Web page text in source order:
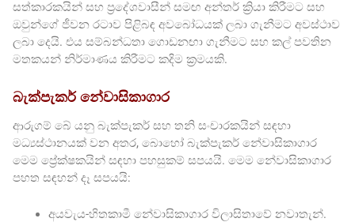
සත්කාරකයින් සහ ප්‍රදේශවාසීන් සමඟ අන්තර් ක්‍රියා කිරීමට සහ
ඔවුන්ගේ ජීවන රටාව පිළිබඳ අවබෝධයක් ලබා ගැනීමට අවස්ථාව
ලබා දෙයි. එය සම්බන්ධතා ගොඩනඟා ගැනීමට සහ කල් පවතින
මතකයන් නිර්මාණය කිරීමට කදිම ක්‍රමයකි.
බැක්පැකර් නේවාසිකාගාර
ආරුගම් බේ යනු බැක්පැකර් සහ තනි සංචාරකයින් සඳහා
මධ්‍යස්ථානයක් වන අතර, බොහෝ බැක්පැකර් නේවාසිකාගාර
මෙම ප්‍රේක්ෂකයින් සඳහා පහසුකම් සපයයි. මෙම නේවාසිකාගාර
පහත සඳහන් දෑ සපයයි:
අයවැය-හිතකාමී නේවාසිකාගාර විලාසිතාවේ නවාතැන්.